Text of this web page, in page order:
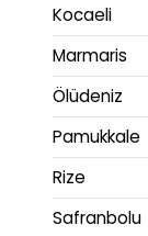
Kocaeli
Marmaris
Ölüdeniz
Pamukkale
Rize
Safranbolu